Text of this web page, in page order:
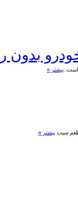
بدون
است. بیشتر »
طعم سیب بیشتر »